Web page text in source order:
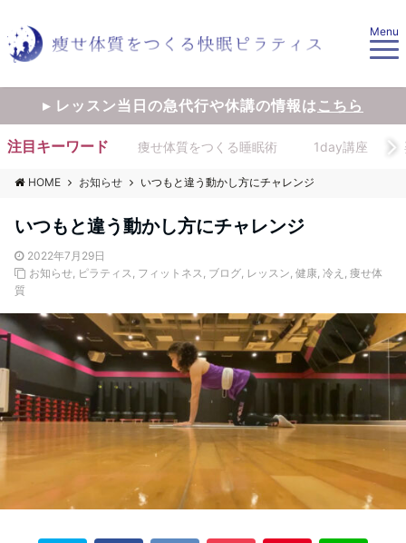
Menu
▸ レッスン当日の急代行や休講の情報はこちら
注目キーワード 痩せ体質をつくる睡眠術 1day講座
HOME お知らせ いつもと違う動かし方にチャレンジ
いつもと違う動かし方にチャレンジ
2022年7月29日
お知らせ, ピラティス, フィットネス, ブログ, レッスン, 健康, 冷え , 痩せ体
質